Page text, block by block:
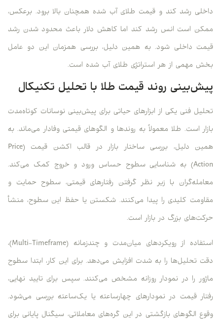
داخلی رشد کند و قیمت طلای آب شده همچنان بالا برود. برعکس،
ممکن است انس رشد کند اما کاهش دلار باعث محدود شدن رشد
قیمت داخلی شود. به همین دلیل، بررسی همزمان این دو عامل
بخش مهمی از هر استراتژی طلای آب شده است.
پیش‌بینی روند قیمت طلا با تحلیل تکنیکال
تحلیل فنی یکی از ابزارهای حیاتی برای پیش‌بینی نوسانات کوتاه‌مدت
بازار است. طلا معمولاً به روندها و الگوهای قیمتی وفادار می‌ماند. به
همین دلیل، بررسی ساختار بازار در قالب اکشن قیمت (Price
Action) به شناسایی سطوح حساس ورود و خروج کمک می‌کند.
معامله‌گران با زیر نظر گرفتن رفتارهای قیمتی، سطوح حمایت و
مقاومت کلیدی را پیدا می‌کنند. شکستن یا حفظ این سطوح، منشأ
حرکت‌های بزرگ در بازار است.
استفاده از رویکردهای میان‌مدت و چندزمانه (Multi-Timeframe)،
دقت تحلیل‌ها را به شدت افزایش می‌دهد. برای این کار، ابتدا سطوح
ماژور را در نمودار روزانه مشخص می‌کنند. سپس برای تایید نهایی،
رفتار قیمت در نمودارهای چهارساعته یا یک‌ساعته بررسی می‌شود.
وقوع الگوهای بازگشتی در این گره‌های معاملاتی، سیگنال پایانی برای